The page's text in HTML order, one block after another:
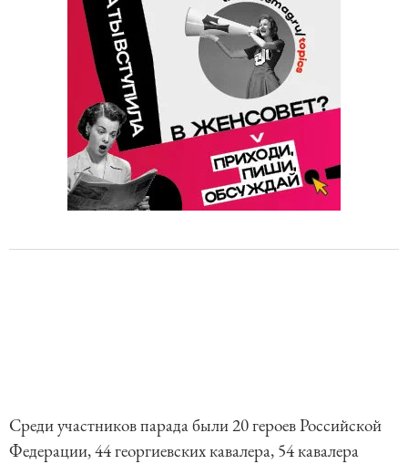
Среди участников парада были 20 героев Российской
Федерации, 44 георгиевских кавалера, 54 кавалера